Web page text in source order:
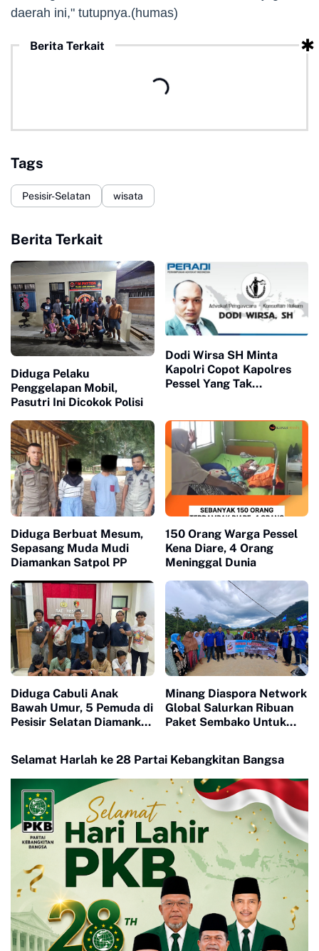
daerah ini," tutupnya.(humas)
Berita Terkait
Tags
Pesisir-Selatan wisata
Berita Terkait
Diduga Pelaku
Penggelapan Mobil,
Pasutri Ini Dicokok Polisi
Dodi Wirsa SH Minta
Kapolri Copot Kapolres
Pessel Yang Tak
Diduga Berbuat Mesum,
Sepasang Muda Mudi
Diamankan Satpol PP
150 Orang Warga Pessel
Kena Diare, 4 Orang
Meninggal Dunia
Diduga Cabuli Anak
Bawah Umur, 5 Pemuda di
Pesisir Selatan Diamankan
Minang Diaspora Network
Global Salurkan Ribuan
Paket Sembako Untuk
Selamat Harlah ke 28 Partai Kebangkitan Bangsa